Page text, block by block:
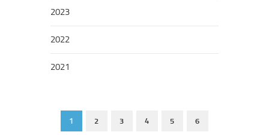
2023
2022
2021
1 2 3 4 5 6